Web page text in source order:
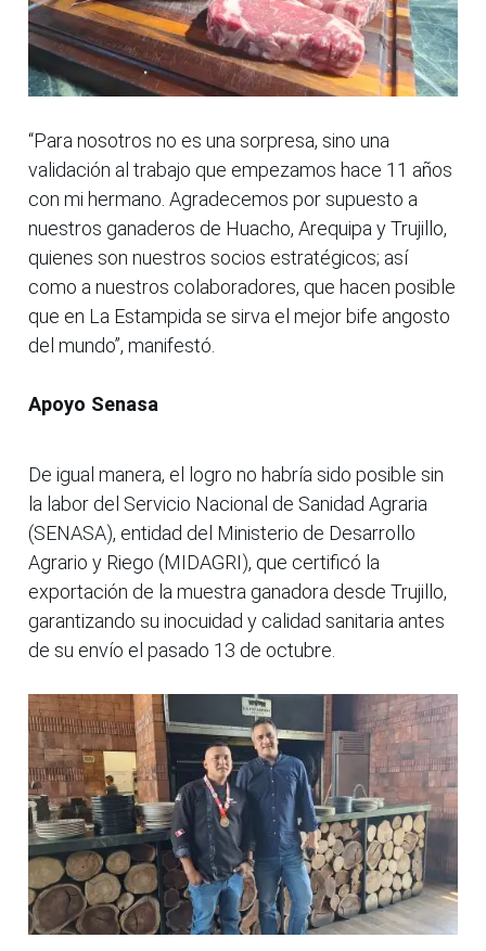
“Para nosotros no es una sorpresa, sino una
validación al trabajo que empezamos hace 11 años
con mi hermano. Agradecemos por supuesto a
nuestros ganaderos de Huacho, Arequipa y Trujillo,
quienes son nuestros socios estratégicos; así
como a nuestros colaboradores, que hacen posible
que en La Estampida se sirva el mejor bife angosto
del mundo”, manifestó.
Apoyo Senasa
De igual manera, el logro no habría sido posible sin
la labor del Servicio Nacional de Sanidad Agraria
(SENASA), entidad del Ministerio de Desarrollo
Agrario y Riego (MIDAGRI), que certificó la
exportación de la muestra ganadora desde Trujillo,
garantizando su inocuidad y calidad sanitaria antes
de su envío el pasado 13 de octubre.